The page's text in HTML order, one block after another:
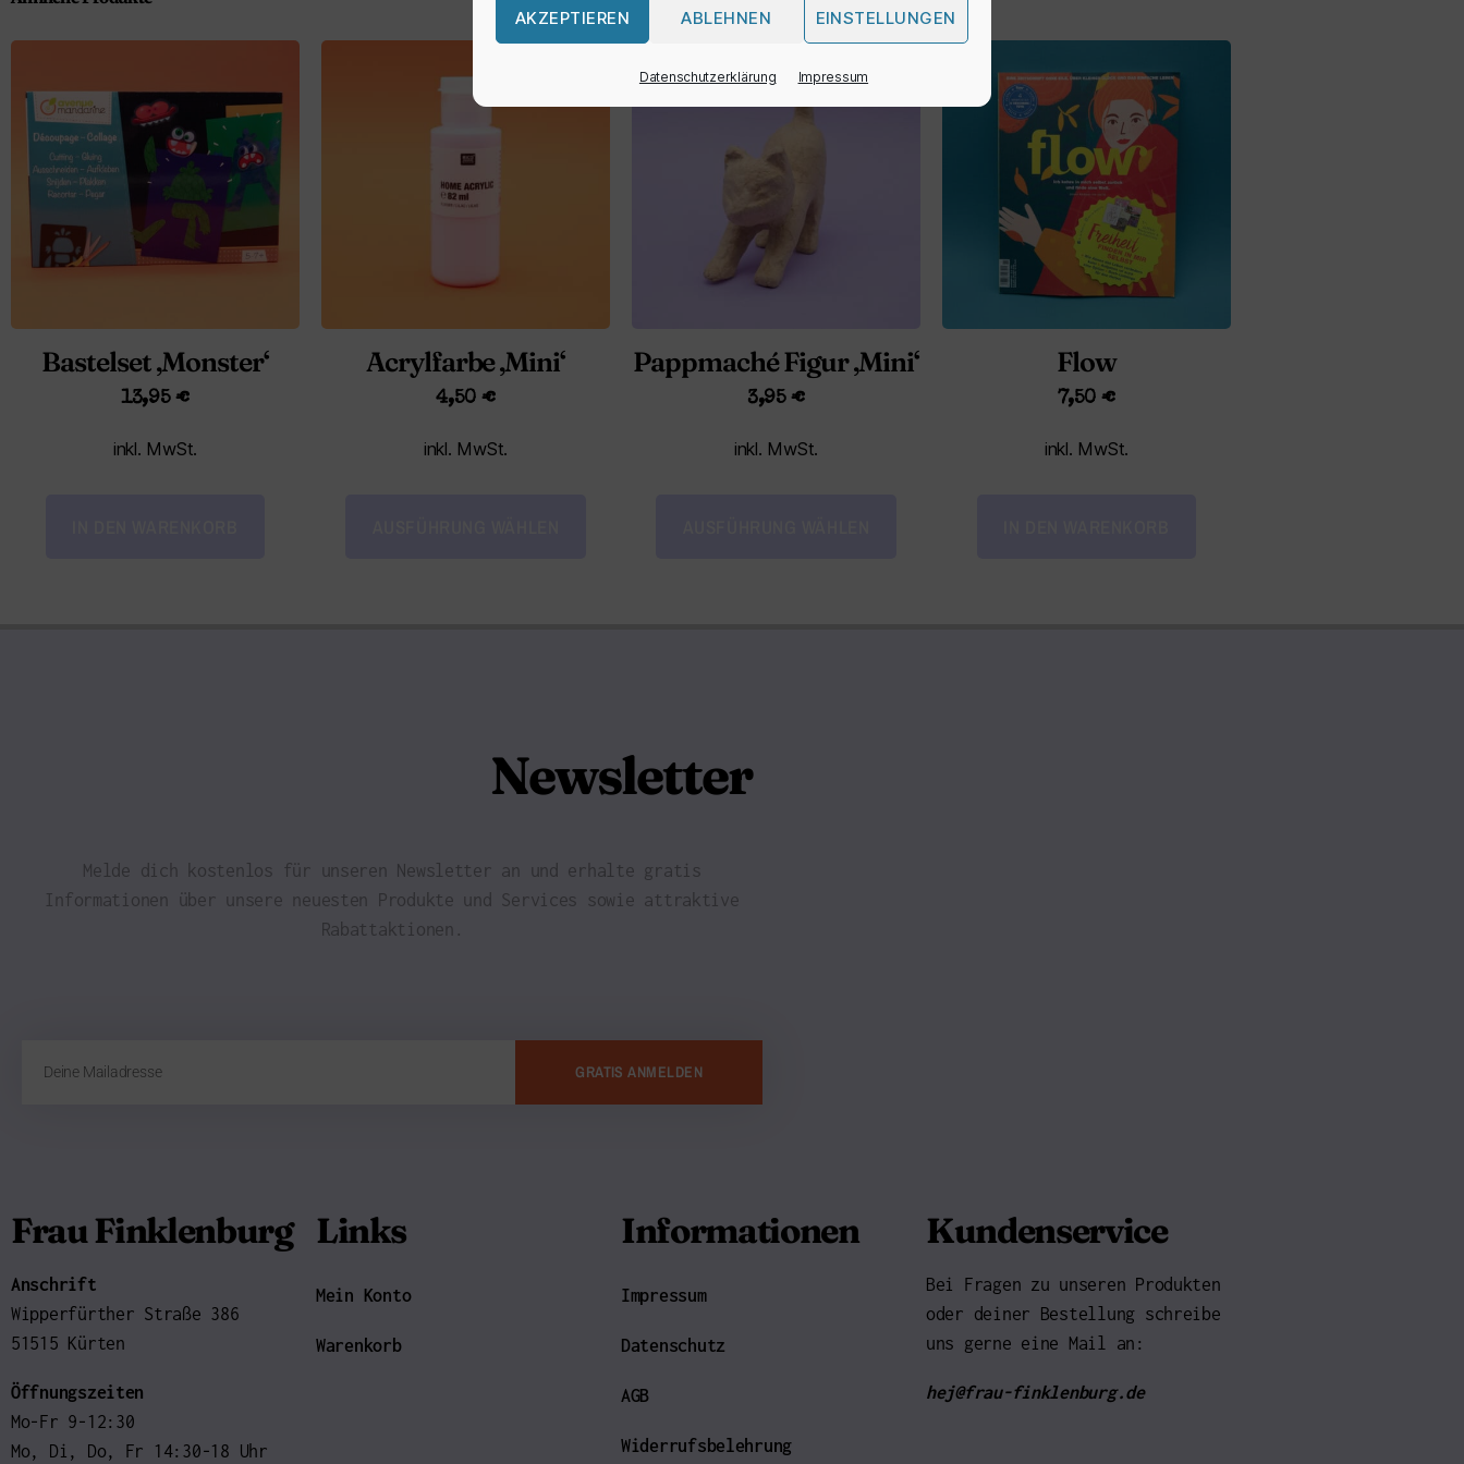
AKZEPTIEREN ABLEHNEN EINSTELLUNGEN
Datenschutzerklärung Impressum
Bastelset ‚Monster‘
13,95€
inkl. MwSt.
Acrylfarbe ‚Mini‘
4,50 €
inkl. MwSt.
Pappmaché Figur ‚Mini‘
3,95€
inkl. MwSt.
Flow
7,50 €
inkl. MwSt.
Newsletter
Melde dich kostenlos für unseren Newsletter an und erhalte gratis
Informationen über unsere neuesten Produkte und Services sowie attraktive
Rabattaktionen.
GRATIS ANMELDEN
Frau Finklenburg
Anschrift
Wipperfürther Straße 386
51515 Kürten
Öffnungszeiten
Mo-Fr 9-12:30
Mo, Di, Do, Fr 14:30-18 Uhr
Links
Mein Konto
Warenkorb
Informationen
Impressum
Datenschutz
AGB
Widerrufsbelehrung
Kundenservice
Bei Fragen zu unseren Produkten
oder deiner Bestellung schreibe
uns gerne eine Mail an:
hej@frau-finklenburg.de